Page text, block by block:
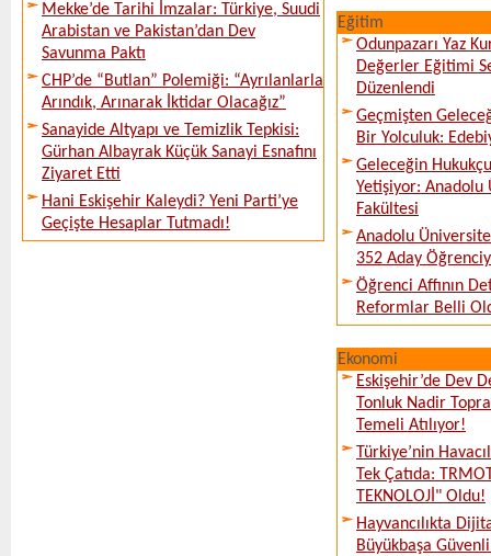
Mekke’de Tarihi İmzalar: Türkiye, Suudi
Arabistan ve Pakistan’dan Dev
Savunma Paktı
CHP’de “Butlan” Polemiği: “Ayrılanlarla
Arındık, Arınarak İktidar Olacağız”
Sanayide Altyapı ve Temizlik Tepkisi:
Gürhan Albayrak Küçük Sanayi Esnafını
Ziyaret Etti
Hani Eskişehir Kaleydi? Yeni Parti’ye
Geçişte Hesaplar Tutmadı!
Eğitim
Odunpazarı Yaz
Değerler Eğitimi
Düzenlendi
Geçmişten
Bir Yolculuk:
Geleceğin
Yetişiyor: Anadolu
Fakültesi
Anadolu
352 Aday
Öğrenci Affının
Reformlar Belli
Ekonomi
Eskişehir’de Dev
Tonluk Nadir
Temeli Atılıyor!
Türkiye’nin
Tek Çatıda:
TEKNOLOJİ" Oldu!
Hayvancılıkta
Büyükbaşa